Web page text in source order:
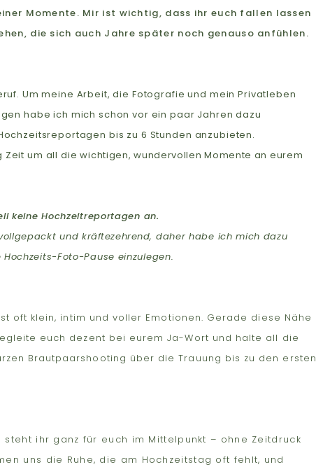
Momente. Mir ist wichtig, dass ihr euch fallen lassen
die sich auch Jahre später noch genauso anfühlen.
Um meine Arbeit, die Fotografie und mein Privatleben
habe ich mich schon vor ein paar Jahren dazu
bis zu 6 Stunden anzubieten.
Zeit um all diewichtigen, wundervollen Momente an eurem
keine Hochzeitreportagen an.
undkräftezehrend, daher habe ich mich dazu
Foto-Pause einzulegen.
oft klein, intim und voller Emotionen. Gerade diese Nähe
euch dezent bei eurem Ja-Wort und halte all die
Brautpaarshooting über die Trauung bis zu den ersten
ihr ganz für euch im Mittelpunkt – ohne Zeitdruck
uns die Ruhe, die am Hochzeitstag oft fehlt, und